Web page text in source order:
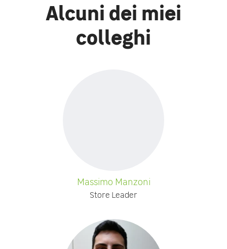
Alcuni dei miei
colleghi
Massimo Manzoni
Store Leader